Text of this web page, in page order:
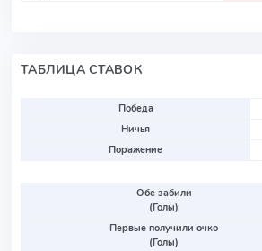
ТАБЛИЦА СТАВОК
Победа
Ничья
Поражение
Обе забили
(Голы)
Первые получили очко
(Голы)